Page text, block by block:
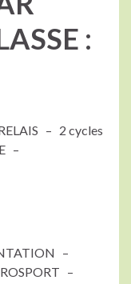
:
– 2 cycles
–
–
–